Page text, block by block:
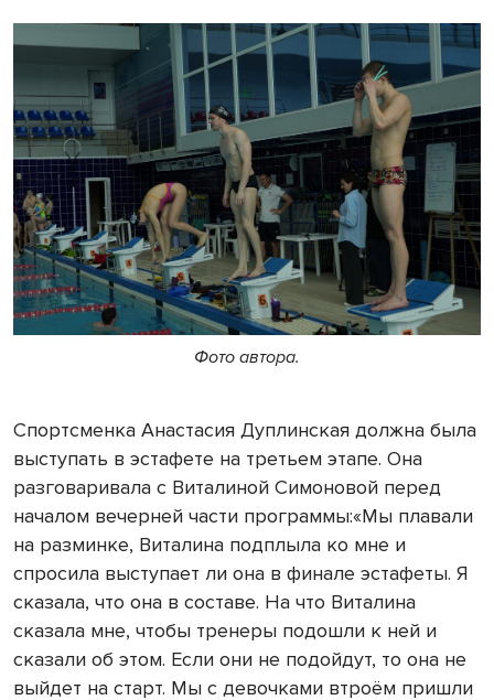
Фото автора.
Спортсменка Анастасия Дуплинская должна была
выступать в эстафете на третьем этапе. Она
разговаривала с Виталиной Симоновой перед
началом вечерней части программы:«Мы плавали
на разминке, Виталина подплыла ко мне и
спросила выступает ли она в финале эстафеты. Я
сказала, что она в составе. На что Виталина
сказала мне, чтобы тренеры подошли к ней и
сказали об этом. Если они не подойдут, то она не
выйдет на старт. Мы с девочками втроём пришли